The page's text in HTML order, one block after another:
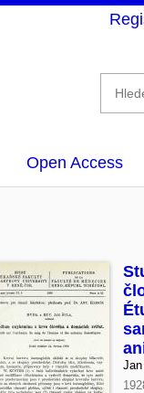
Open Access